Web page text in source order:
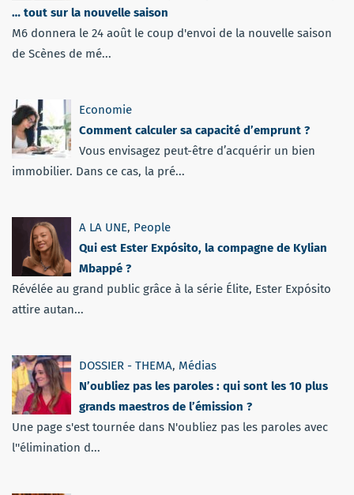
… tout sur la nouvelle saison
M6 donnera le 24 août le coup d'envoi de la nouvelle saison
de Scènes de mé...
Economie
Comment calculer sa capacité d’emprunt ?
Vous envisagez peut-être d’acquérir un bien
immobilier. Dans ce cas, la pré...
A LA UNE, People
Qui est Ester Expósito, la compagne de Kylian
Mbappé ?
Révélée au grand public grâce à la série Élite, Ester Expósito
attire autan...
DOSSIER - THEMA, Médias
N’oubliez pas les paroles : qui sont les 10 plus
grands maestros de l’émission ?
Une page s'est tournée dans N'oubliez pas les paroles avec
l''élimination d...